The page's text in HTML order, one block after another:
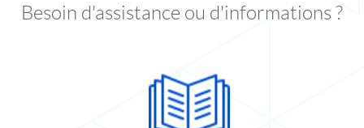
Besoin d'assistance ou d'informations ?